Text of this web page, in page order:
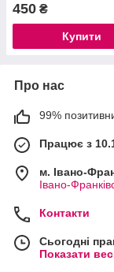
450 ₴
Купити
Про нас
99%
Працює з
м. Івано-
Івано-
Контакти
Сьогодні
Показати